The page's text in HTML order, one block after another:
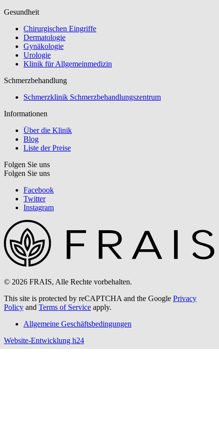
Gesundheit
Chirurgischen Eingriffe
Dermatologie
Gynäkologie
Urologie
Klinik für Allgemeinmedizin
Schmerzbehandlung
Schmerzklinik Schmerzbehandlungszentrum
Informationen
Über die Klinik
Blog
Liste der Preise
Folgen Sie uns
Folgen Sie uns
Facebook
Twitter
Instagram
© 2026 FRAIS, Alle Rechte vorbehalten.
This site is protected by reCAPTCHA and the Google Privacy
Policy and Terms of Service apply.
Allgemeine Geschäftsbedingungen
Website-Entwicklung h24